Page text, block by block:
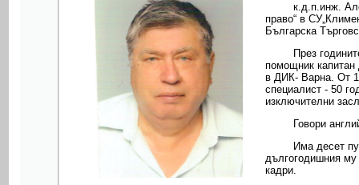
к.д.п.инж.
право“ в
Българска
През
помощник капитан
в ДИК- Варна. От
специалист - 50
изключителни
Говори
Има десет
дългогодишния му
кадри.